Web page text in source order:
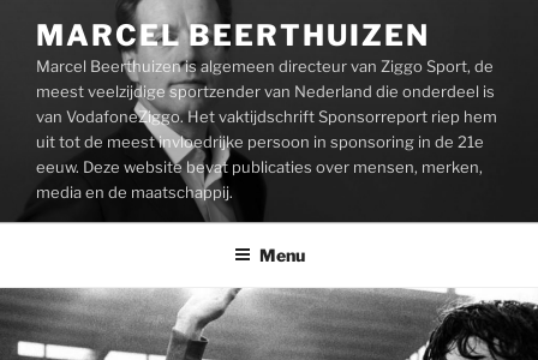
inhoud
MARCEL BEERTHUIZEN
Marcel Beerthuizen is algemeen directeur van Ziggo Sport, de
meest veelzijdige sportzender van Nederland die onderdeel is
van VodafoneZiggo. Het vaktijdschrift Sponsorreport riep hem
uit tot de meest invloedrijke persoon in sponsoring in de 21e
eeuw. Deze website bevat publicaties over mensen, merken,
media en de maatschappij.
Menu